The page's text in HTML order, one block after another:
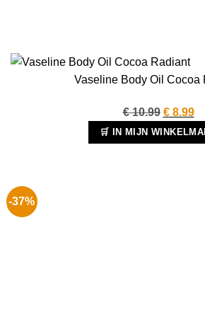
Vaseline Body Oil Cocoa
€10.99
prijs
was:
€8.99
is:
🛒 IN MIJN
-37%